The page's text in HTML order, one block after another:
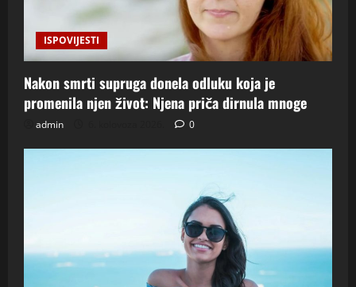
ISPOVIJESTI
Nakon smrti supruga donela odluku koja je
promenila njen život: Njena priča dirnula mnoge
admin 0